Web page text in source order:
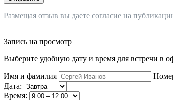
Размещая отзыв вы даете согласие на
Запись на просмотр
Выберите удобную дату и время для встречи в
Имя и фамилия
Дата:
Время: